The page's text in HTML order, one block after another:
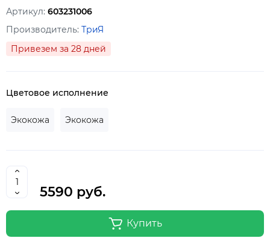
Артикул: 603231006
Производитель: ТриЯ
Привезем за 28 дней
Цветовое исполнение
Экокожа Экокожа
5590 руб.
Купить